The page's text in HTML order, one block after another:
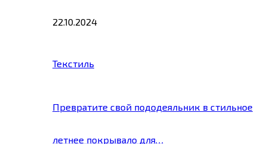
22.10.2024
Текстиль
Превратите свой пододеяльник в стильное
летнее покрывало для…